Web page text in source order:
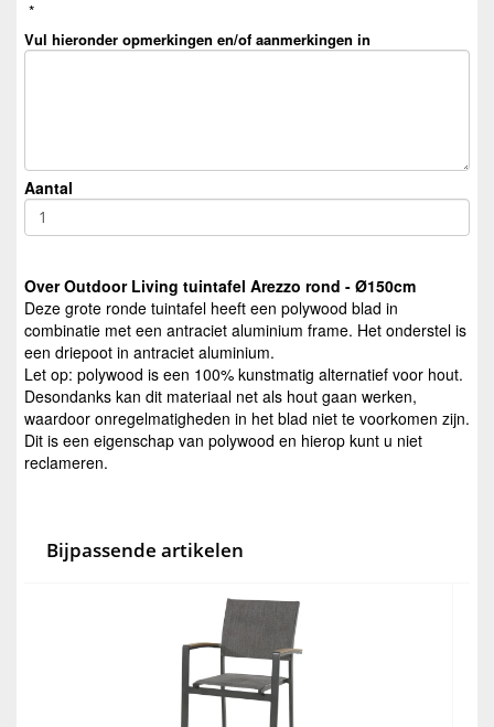
*
Vul hieronder opmerkingen en/of aanmerkingen in
Aantal
Over Outdoor Living tuintafel Arezzo rond - Ø150cm
Deze grote ronde tuintafel heeft een polywood blad in
combinatie met een antraciet aluminium frame. Het onderstel is
een driepoot in antraciet aluminium.
Let op: polywood is een 100% kunstmatig alternatief voor hout.
Desondanks kan dit materiaal net als hout gaan werken,
waardoor onregelmatigheden in het blad niet te voorkomen zijn.
Dit is een eigenschap van polywood en hierop kunt u niet
reclameren.
Bijpassende artikelen